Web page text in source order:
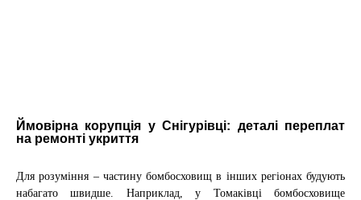
Ймовірна корупція у Снігурівці: деталі переплат
на ремонті укриття
Для розуміння – частину бомбосховищ в інших регіонах будують
набагато швидше. Наприклад, у Томаківці бомбосховище